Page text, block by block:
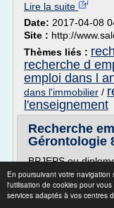
En poursuivant votre
l'utilisation de cookies pour
services adaptés à vos centres
Lire la suite
Date: 2017-04-08
Site : http://
Thèmes liés :
recherche d
emploi dans l
dans l'immobilier /
l'enseignement
Recherche
Gérontologie
BPJEPS ou
Mer 15 Juil -
Bonjour,